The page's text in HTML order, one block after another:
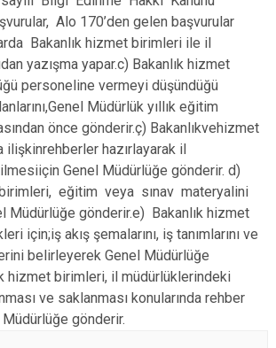
Alo 170’den gelen başvurular
Bakanlık hizmet birimleri ile il
yazışma yapar.c) Bakanlık hizmet
personeline vermeyi düşündüğü
Müdürlük yıllık eğitim
önce gönderir.ç) Bakanlıkvehizmet
ilişkinrehberler hazırlayarak il
Genel Müdürlüğe gönderir. d)
eğitim veya sınav materyalini
Müdürlüğe gönderir.e) Bakanlık hizmet
için;iş akış şemalarını, iş tanımlarını ve
belirleyerek Genel Müdürlüğe
hizmet birimleri, il müdürlüklerindeki
ve saklanması konularında rehber
gönderir.